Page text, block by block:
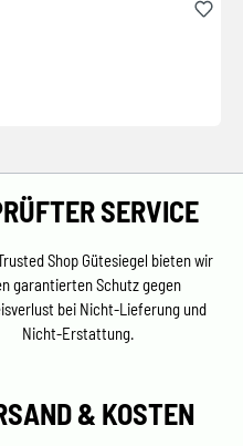
SERVICE
Shop Gütesiegel bieten wir
garantierten Schutz gegen
bei Nicht-Lieferung und
Nicht-Erstattung.
& KOSTEN